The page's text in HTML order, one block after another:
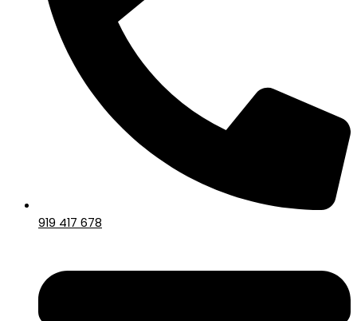
919 417 678